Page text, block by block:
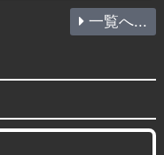
一覧へ...